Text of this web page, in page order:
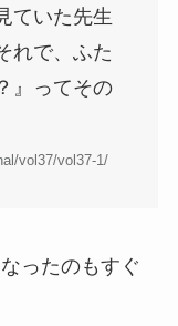
ていた先生
れで、ふた
』ってその
vol37/vol37-1/
ったのもすぐ